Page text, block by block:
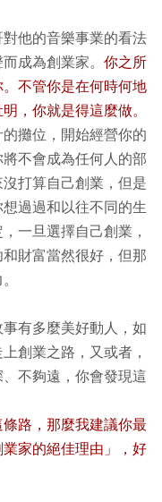
他的音樂事業的看法
成為創業家。 你之所
不管你是在何時何地
，你就是得這麼做。
攤位，開始經營你的
不會成為任何人的部
打算自己創業，但是
過過和以往不同的生
一旦選擇自己創業，
財富當然很好，但那
有多麼美好動人，如
創業之路，又或者，
不夠遠，你會發現這
路，那麼我建議你最
家的絕佳理由」，好